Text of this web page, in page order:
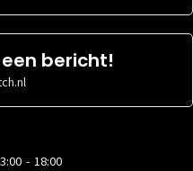
bericht!
- 18:00